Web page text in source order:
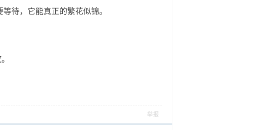
待，它能真正的繁花似锦。
举报